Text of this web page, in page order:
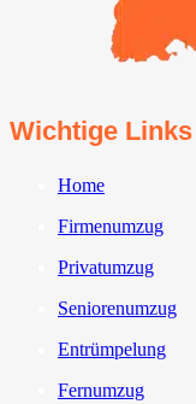
Wichtige Links
Home
Firmenumzug
Privatumzug
Seniorenumzug
Entrümpelung
Fernumzug